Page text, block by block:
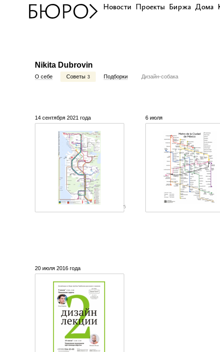
Новости Проекты Биржа Дома
Nikita Dubrovin
О себе Советы 3 Подборки Дизайн-собака
14 сентября 2021 года
5
6 июля
20 июля 2016 года